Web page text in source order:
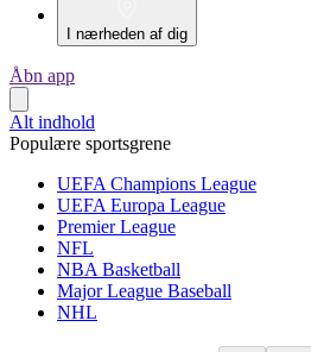
I nærheden af dig
Åbn app
Alt indhold
Populære sportsgrene
UEFA Champions League
UEFA Europa League
Premier League
NFL
NBA Basketball
Major League Baseball
NHL